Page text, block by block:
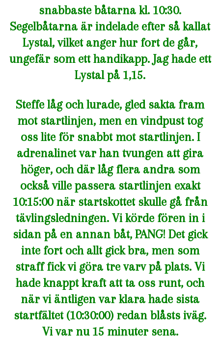
snabbaste båtarna kl. 10:30.
Segelbåtarna är indelade efter så kallat
Lystal, vilket anger hur fort de går,
ungefär som ett handikapp. Jag hade ett
Lystal på 1,15.
Steffe låg och lurade, gled sakta fram
mot startlinjen, men en vindpust tog
oss lite för snabbt mot startlinjen. I
adrenalinet var han tvungen att gira
höger, och där låg flera andra som
också ville passera startlinjen exakt
10:15:00 när startskottet skulle gå från
tävlingsledningen. Vi körde fören in i
sidan på en annan båt, PANG! Det gick
inte fort och allt gick bra, men som
straff fick vi göra tre varv på plats. Vi
hade knappt kraft att ta oss runt, och
när vi äntligen var klara hade sista
startfältet (10:30:00) redan blåsts iväg.
Vi var nu 15 minuter sena.